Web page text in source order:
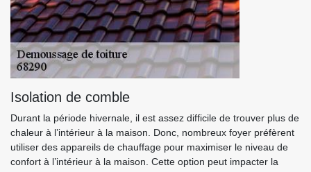
Isolation de comble
Durant la période hivernale, il est assez difficile de trouver plus de
chaleur à l’intérieur à la maison. Donc, nombreux foyer préfèrent
utiliser des appareils de chauffage pour maximiser le niveau de
confort à l’intérieur à la maison. Cette option peut impacter la